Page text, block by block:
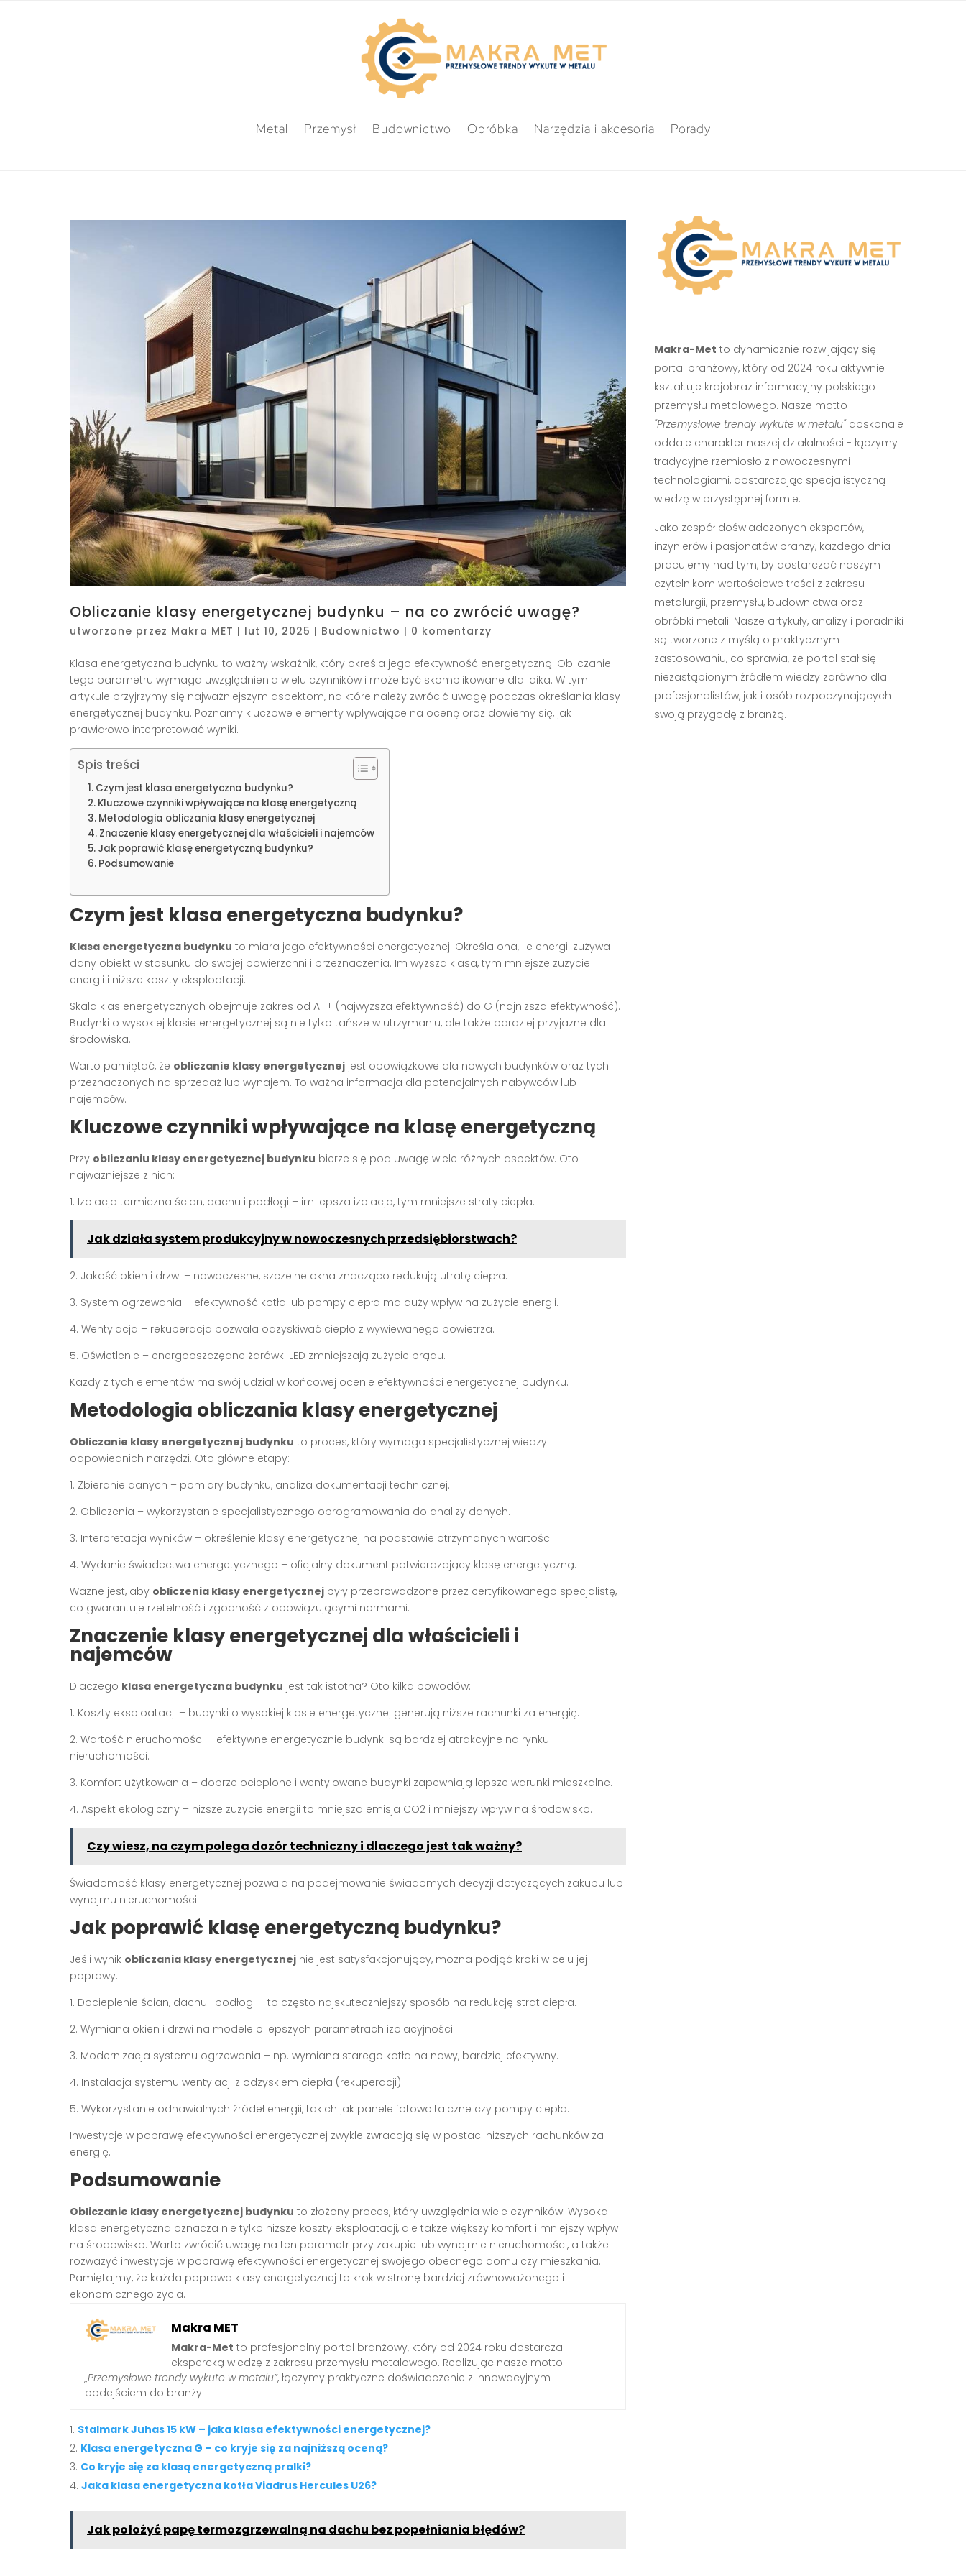
Metal Przemysł Budownictwo Obróbka Narzędzia i akcesoria Porady
Obliczanie klasy energetycznej budynku – na co zwrócić uwagę?
utworzone przez Makra MET | lut 10, 2025 | Budownictwo | 0 komentarzy
Klasa energetyczna budynku to ważny wskaźnik, który określa jego efektywność energetyczną. Obliczanie
tego parametru wymaga uwzględnienia wielu czynników i może być skomplikowane dla laika. W tym
artykule przyjrzymy się najważniejszym aspektom, na które należy zwrócić uwagę podczas określania klasy
energetycznej budynku. Poznamy kluczowe elementy wpływające na ocenę oraz dowiemy się, jak
prawidłowo interpretować wyniki.
Spis treści
Czym jest klasa energetyczna budynku?
Kluczowe czynniki wpływające na klasę energetyczną
Metodologia obliczania klasy energetycznej
Znaczenie klasy energetycznej dla właścicieli i najemców
Jak poprawić klasę energetyczną budynku?
Podsumowanie
Czym jest klasa energetyczna budynku?
Klasa energetyczna budynku to miara jego efektywności energetycznej. Określa ona, ile energii zużywa
dany obiekt w stosunku do swojej powierzchni i przeznaczenia. Im wyższa klasa, tym mniejsze zużycie
energii i niższe koszty eksploatacji.
Skala klas energetycznych obejmuje zakres od A++ (najwyższa efektywność) do G (najniższa efektywność).
Budynki o wysokiej klasie energetycznej są nie tylko tańsze w utrzymaniu, ale także bardziej przyjazne dla
środowiska.
Warto pamiętać, że obliczanie klasy energetycznej jest obowiązkowe dla nowych budynków oraz tych
przeznaczonych na sprzedaż lub wynajem. To ważna informacja dla potencjalnych nabywców lub
najemców.
Kluczowe czynniki wpływające na klasę energetyczną
Przy obliczaniu klasy energetycznej budynku bierze się pod uwagę wiele różnych aspektów. Oto
najważniejsze z nich:
1. Izolacja termiczna ścian, dachu i podłogi – im lepsza izolacja, tym mniejsze straty ciepła.
Jak działa system produkcyjny w nowoczesnych przedsiębiorstwach?
2. Jakość okien i drzwi – nowoczesne, szczelne okna znacząco redukują utratę ciepła.
3. System ogrzewania – efektywność kotła lub pompy ciepła ma duży wpływ na zużycie energii.
4. Wentylacja – rekuperacja pozwala odzyskiwać ciepło z wywiewanego powietrza.
5. Oświetlenie – energooszczędne żarówki LED zmniejszają zużycie prądu.
Każdy z tych elementów ma swój udział w końcowej ocenie efektywności energetycznej budynku.
Metodologia obliczania klasy energetycznej
Obliczanie klasy energetycznej budynku to proces, który wymaga specjalistycznej wiedzy i
odpowiednich narzędzi. Oto główne etapy:
1. Zbieranie danych – pomiary budynku, analiza dokumentacji technicznej.
2. Obliczenia – wykorzystanie specjalistycznego oprogramowania do analizy danych.
3. Interpretacja wyników – określenie klasy energetycznej na podstawie otrzymanych wartości.
4. Wydanie świadectwa energetycznego – oficjalny dokument potwierdzający klasę energetyczną.
Ważne jest, aby obliczenia klasy energetycznej były przeprowadzone przez certyfikowanego specjalistę,
co gwarantuje rzetelność i zgodność z obowiązującymi normami.
Znaczenie klasy energetycznej dla właścicieli i
najemców
Dlaczego klasa energetyczna budynku jest tak istotna? Oto kilka powodów:
1. Koszty eksploatacji – budynki o wysokiej klasie energetycznej generują niższe rachunki za energię.
2. Wartość nieruchomości – efektywne energetycznie budynki są bardziej atrakcyjne na rynku
nieruchomości.
3. Komfort użytkowania – dobrze ocieplone i wentylowane budynki zapewniają lepsze warunki mieszkalne.
4. Aspekt ekologiczny – niższe zużycie energii to mniejsza emisja CO2 i mniejszy wpływ na środowisko.
Czy wiesz, na czym polega dozór techniczny i dlaczego jest tak ważny?
Świadomość klasy energetycznej pozwala na podejmowanie świadomych decyzji dotyczących zakupu lub
wynajmu nieruchomości.
Jak poprawić klasę energetyczną budynku?
Jeśli wynik obliczania klasy energetycznej nie jest satysfakcjonujący, można podjąć kroki w celu jej
poprawy:
1. Docieplenie ścian, dachu i podłogi – to często najskuteczniejszy sposób na redukcję strat ciepła.
2. Wymiana okien i drzwi na modele o lepszych parametrach izolacyjności.
3. Modernizacja systemu ogrzewania – np. wymiana starego kotła na nowy, bardziej efektywny.
4. Instalacja systemu wentylacji z odzyskiem ciepła (rekuperacji).
5. Wykorzystanie odnawialnych źródeł energii, takich jak panele fotowoltaiczne czy pompy ciepła.
Inwestycje w poprawę efektywności energetycznej zwykle zwracają się w postaci niższych rachunków za
energię.
Podsumowanie
Obliczanie klasy energetycznej budynku to złożony proces, który uwzględnia wiele czynników. Wysoka
klasa energetyczna oznacza nie tylko niższe koszty eksploatacji, ale także większy komfort i mniejszy wpływ
na środowisko. Warto zwrócić uwagę na ten parametr przy zakupie lub wynajmie nieruchomości, a także
rozważyć inwestycje w poprawę efektywności energetycznej swojego obecnego domu czy mieszkania.
Pamiętajmy, że każda poprawa klasy energetycznej to krok w stronę bardziej zrównoważonego i
ekonomicznego życia.
Makra MET
Makra-Met to profesjonalny portal branżowy, który od 2024 roku dostarcza
ekspercką wiedzę z zakresu przemysłu metalowego. Realizując nasze motto
„Przemysłowe trendy wykute w metalu”, łączymy praktyczne doświadczenie z innowacyjnym
podejściem do branży.
Stalmark Juhas 15 kW – jaka klasa efektywności energetycznej?
Klasa energetyczna G – co kryje się za najniższą oceną?
Co kryje się za klasą energetyczną pralki?
Jaka klasa energetyczna kotła Viadrus Hercules U26?
Jak położyć papę termozgrzewalną na dachu bez popełniania błędów?
Makra-Met to dynamicznie rozwijający się
portal branżowy, który od 2024 roku aktywnie
kształtuje krajobraz informacyjny polskiego
przemysłu metalowego. Nasze motto
"Przemysłowe trendy wykute w metalu"doskonale
oddaje charakter naszej działalności - łączymy
tradycyjne rzemiosło z nowoczesnymi
technologiami, dostarczając specjalistyczną
wiedzę w przystępnej formie.
Jako zespół doświadczonych ekspertów,
inżynierów i pasjonatów branży, każdego dnia
pracujemy nad tym, by dostarczać naszym
czytelnikom wartościowe treści z zakresu
metalurgii, przemysłu, budownictwa oraz
obróbki metali. Nasze artykuły, analizy i poradniki
są tworzone z myślą o praktycznym
zastosowaniu, co sprawia, że portal stał się
niezastąpionym źródłem wiedzy zarówno dla
profesjonalistów, jak i osób rozpoczynających
swoją przygodę z branżą.